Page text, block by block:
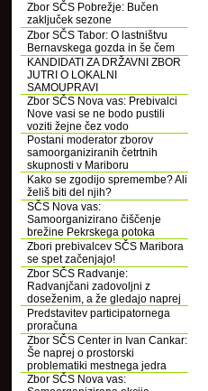
Zbor SČS Pobrežje: Bučen
zaključek sezone
Zbor SČS Tabor: O lastništvu
Bernavskega gozda in še čem
KANDIDATI ZA DRŽAVNI ZBOR
JUTRI O LOKALNI
SAMOUPRAVI
Zbor SČS Nova vas: Prebivalci
Nove vasi se ne bodo pustili
voziti žejne čez vodo
Postani moderator zborov
samoorganiziranih četrtnih
skupnosti v Mariboru
Kako se zgodijo spremembe? Ali
želiš biti del njih?
SČS Nova vas:
Samoorganizirano čiščenje
brežine Pekrskega potoka
Zbori prebivalcev SČS Maribora
se spet začenjajo!
Zbor SČS Radvanje:
Radvanjčani zadovoljni z
doseženim, a že gledajo naprej
Predstavitev participatornega
proračuna
Zbor SČS Center in Ivan Cankar:
Še naprej o prostorski
problematiki mestnega jedra
Zbor SČS Nova vas: